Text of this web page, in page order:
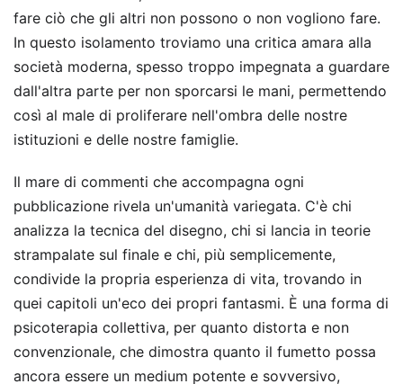
fare ciò che gli altri non possono o non vogliono fare.
In questo isolamento troviamo una critica amara alla
società moderna, spesso troppo impegnata a guardare
dall'altra parte per non sporcarsi le mani, permettendo
così al male di proliferare nell'ombra delle nostre
istituzioni e delle nostre famiglie.
Il mare di commenti che accompagna ogni
pubblicazione rivela un'umanità variegata. C'è chi
analizza la tecnica del disegno, chi si lancia in teorie
strampalate sul finale e chi, più semplicemente,
condivide la propria esperienza di vita, trovando in
quei capitoli un'eco dei propri fantasmi. È una forma di
psicoterapia collettiva, per quanto distorta e non
convenzionale, che dimostra quanto il fumetto possa
ancora essere un medium potente e sovversivo,